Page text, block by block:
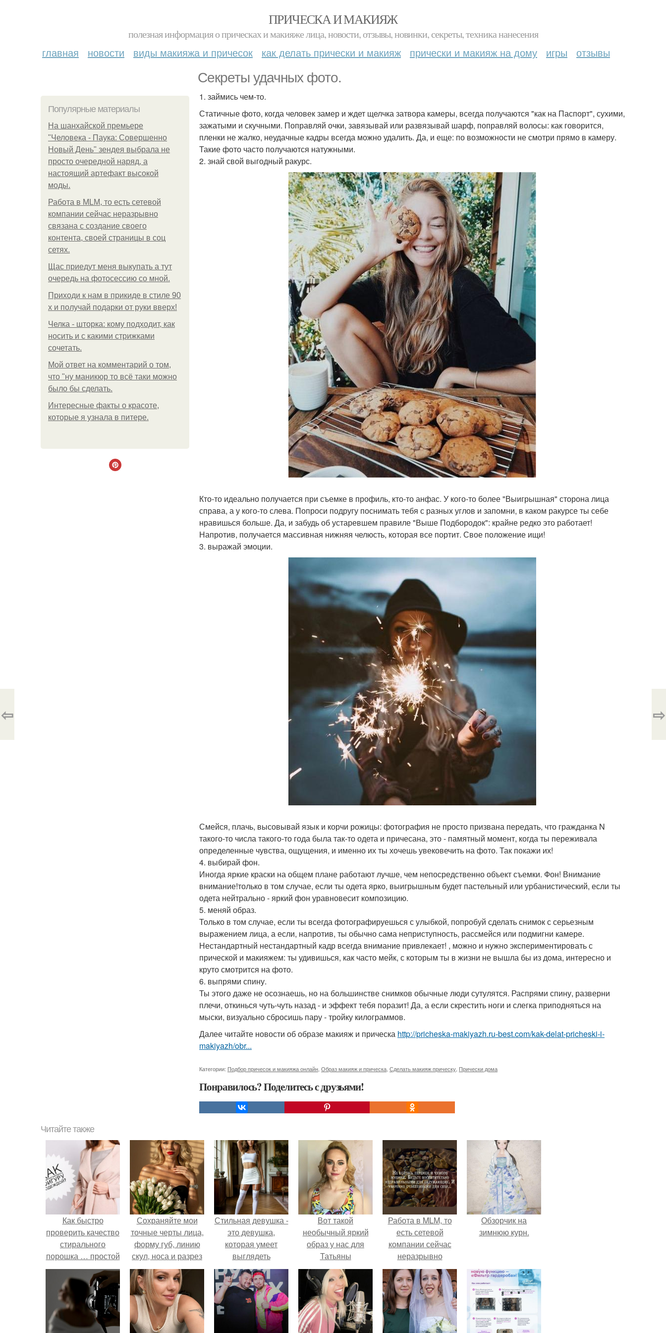
ПРИЧЕСКА И МАКИЯЖ
полезная информация о прическах и макияже лица, новости, отзывы, новинки, секреты, техника нанесения
главная новости виды макияжа и причесок как делать прически и макияж прически и макияж на дому игры отзывы
Секреты удачных фото.
Популярные материалы
На шанхайской премьере
"Человека - Паука: Совершенно
Новый День" зендея выбрала не
просто очередной наряд, а
настоящий артефакт высокой
моды.
Работа в MLM, то есть сетевой
компании сейчас неразрывно
связана с создание своего
контента, своей страницы в соц
сетях.
Щас приедут меня выкупать а тут
очередь на фотосессию со мной.
Приходи к нам в прикиде в стиле 90
х и получай подарки от руки вверх!
Челка - шторка: кому подходит, как
носить и с какими стрижками
сочетать.
Мой ответ на комментарий о том,
что "ну маникюр то всё таки можно
было бы сделать.
Интересные факты о красоте,
которые я узнала в питере.
1. займись чем-то.
Статичные фото, когда человек замер и ждет щелчка затвора камеры, всегда получаются "как на Паспорт", сухими,
зажатыми и скучными. Поправляй очки, завязывай или развязывай шарф, поправляй волосы: как говорится,
пленки не жалко, неудачные кадры всегда можно удалить. Да, и еще: по возможности не смотри прямо в камеру.
Такие фото часто получаются натужными.
2. знай свой выгодный ракурс.
Кто-то идеально получается при съемке в профиль, кто-то анфас. У кого-то более "Выигрышная" сторона лица
справа, а у кого-то слева. Попроси подругу поснимать тебя с разных углов и запомни, в каком ракурсе ты себе
нравишься больше. Да, и забудь об устаревшем правиле "Выше Подбородок": крайне редко это работает!
Напротив, получается массивная нижняя челюсть, которая все портит. Свое положение ищи!
3. выражай эмоции.
Смейся, плачь, высовывай язык и корчи рожицы: фотография не просто призвана передать, что гражданка N
такого-то числа такого-то года была так-то одета и причесана, это - памятный момент, когда ты переживала
определенные чувства, ощущения, и именно их ты хочешь увековечить на фото. Так покажи их!
4. выбирай фон.
Иногда яркие краски на общем плане работают лучше, чем непосредственно объект съемки. Фон! Внимание
внимание!только в том случае, если ты одета ярко, выигрышным будет пастельный или урбанистический, если ты
одета нейтрально - яркий фон уравновесит композицию.
5. меняй образ.
Только в том случае, если ты всегда фотографируешься с улыбкой, попробуй сделать снимок с серьезным
выражением лица, а если, напротив, ты обычно сама неприступность, рассмейся или подмигни камере.
Нестандартный нестандартный кадр всегда внимание привлекает! , можно и нужно экспериментировать с
прической и макияжем: ты удивишься, как часто мейк, с которым ты в жизни не вышла бы из дома, интересно и
круто смотрится на фото.
6. выпрями спину.
Ты этого даже не осознаешь, но на большинстве снимков обычные люди сутулятся. Распрями спину, разверни
плечи, откинься чуть-чуть назад - и эффект тебя поразит! Да, а если скрестить ноги и слегка приподняться на
мыски, визуально сбросишь пару - тройку килограммов.
Далее читайте новости об образе макияж и прическа http://pricheska-makiyazh.ru-best.com/kak-delat-pricheski-i-
makiyazh/obr...
Категории: Подбор причесок и макияжа онлайн Образ макияж и прическа Сделать макияж прическу Прически дома
Понравилось? Поделитесь с друзьями!
⇦ ⇨
Читайте также
Как быстро
проверить качество
стирального
порошка … простой
трюк с очень
неожиданным
результатом!
Сохраняйте мои
точные черты лица,
форму губ, линию
скул, носа и разрез
глаз.
Стильная девушка -
это девушка,
которая умеет
выглядеть
привлекательно и
элегантно в любои
ситуации.
Вот такой
необычный яркий
образ у нас для
Татьяны
получился?
Работа в MLM, то
есть сетевой
компании сейчас
неразрывно
связана с создание
своего контента,
своей страницы в
соц сетях.
Обзорчик на
зимнюю курн.